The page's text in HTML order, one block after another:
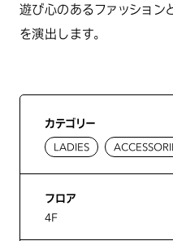
遊び心のあるファッション
を演出します。
カテゴリー
LADIES
フロア
4F